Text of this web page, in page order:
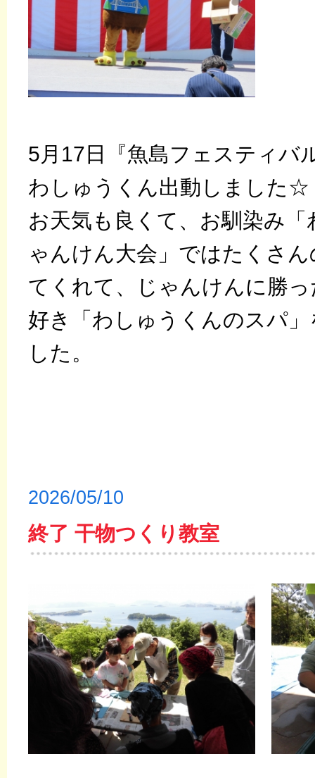
5月17日『魚島フェスティバ
わしゅうくん出動しました☆
お天気も良くて、お馴染み
ゃんけん大会」ではたくさ
てくれて、じゃんけんに勝
好き「わしゅうくんのスパ
した。
2026/05/10
終了 干物つくり教室